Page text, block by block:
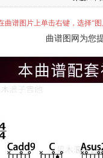
曲谱图片上单击右键，选择“
曲谱图网为您